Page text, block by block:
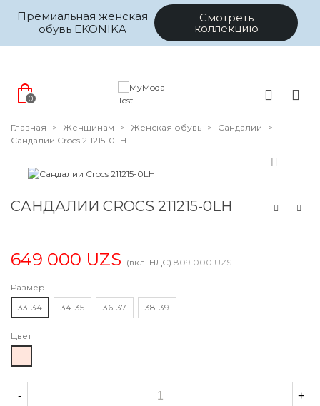
Премиальная женская
обувь EKONIKA
Смотреть
коллекцию
0
Главная > Женщинам > Женская обувь > Сандалии
>
Сандалии Crocs 211215-0LH
САНДАЛИИ CROCS 211215-0LH
649 000 UZS (вкл. НДС) 809 000 UZS
Размер
33-34
34-35 36-37 38-39
Цвет
- +